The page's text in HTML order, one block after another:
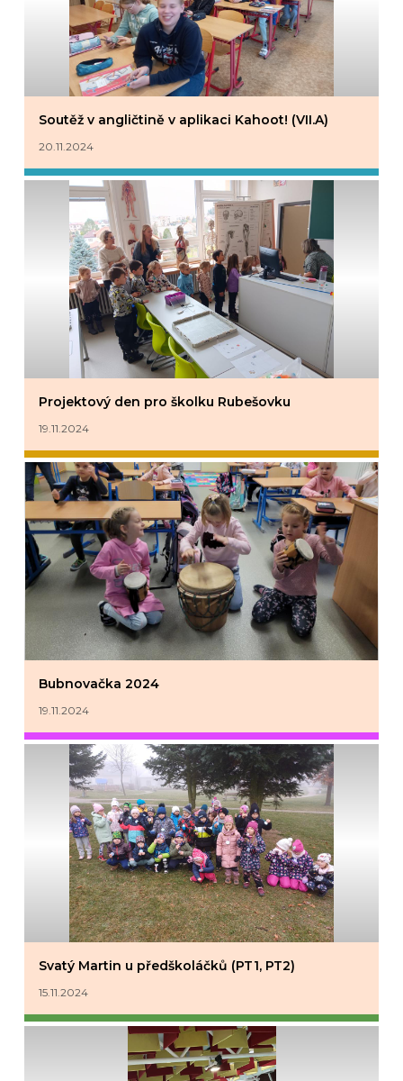
Soutěž v angličtině v aplikaci Kahoot! (VII.A)
20.11.2024
Projektový den pro školku Rubešovku
19.11.2024
Bubnovačka 2024
19.11.2024
Svatý Martin u předškoláčků (PT1, PT2)
15.11.2024